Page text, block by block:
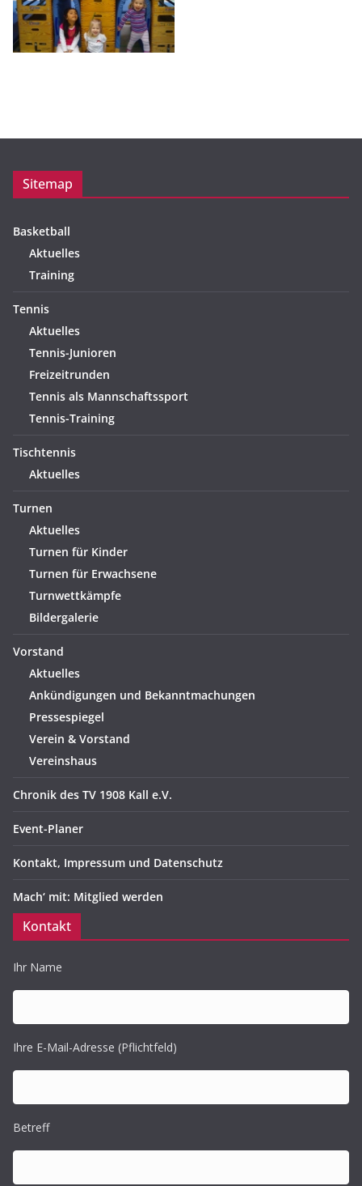
Sitemap
Basketball
Aktuelles
Training
Tennis
Aktuelles
Tennis-Junioren
Freizeitrunden
Tennis als Mannschaftssport
Tennis-Training
Tischtennis
Aktuelles
Turnen
Aktuelles
Turnen für Kinder
Turnen für Erwachsene
Turnwettkämpfe
Bildergalerie
Vorstand
Aktuelles
Ankündigungen und Bekanntmachungen
Pressespiegel
Verein & Vorstand
Vereinshaus
Chronik des TV 1908 Kall e.V.
Event-Planer
Kontakt, Impressum und Datenschutz
Mach‘ mit: Mitglied werden
Kontakt
Ihr Name
Ihre E-Mail-Adresse (Pflichtfeld)
Betreff